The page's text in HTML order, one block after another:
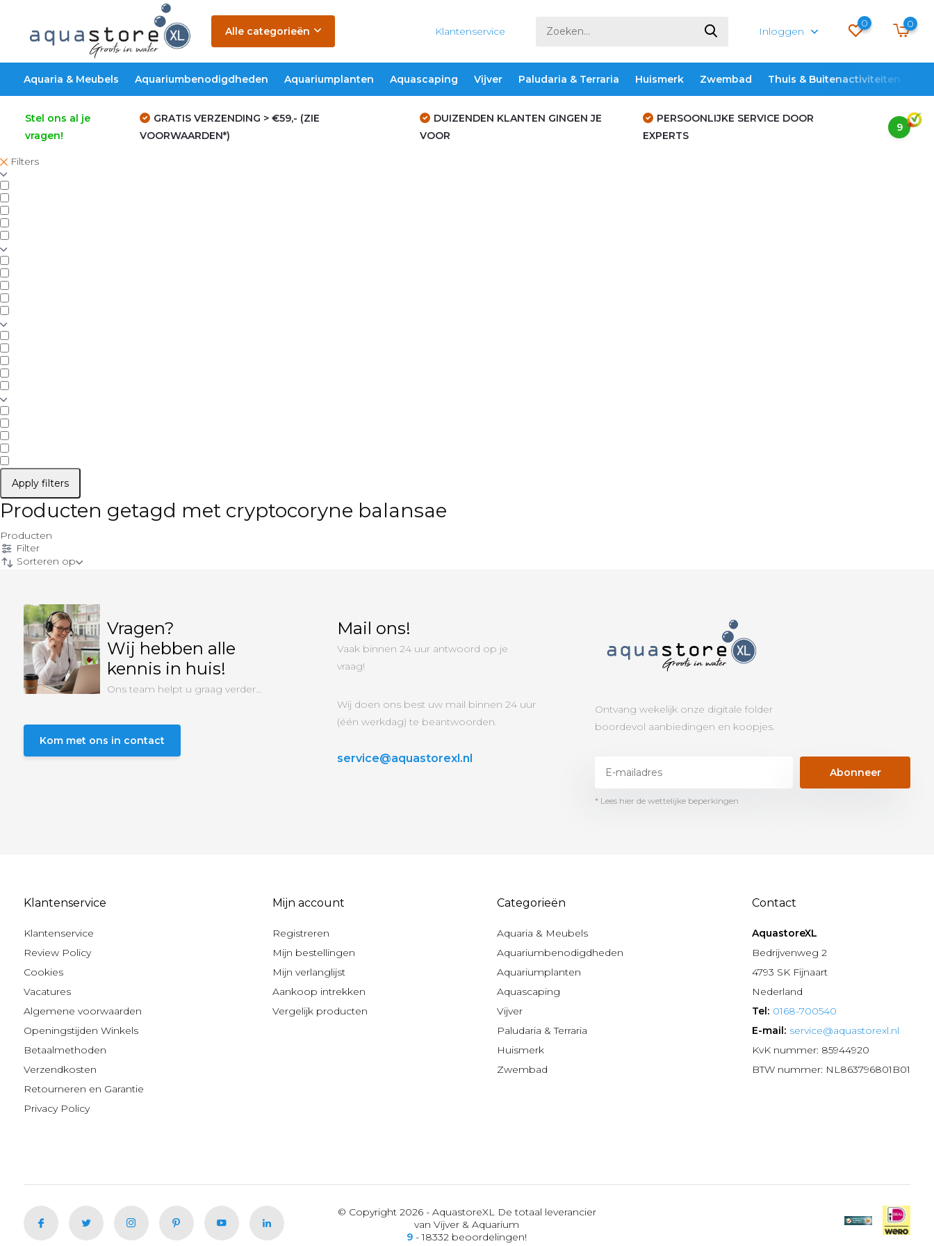
Alle categorieën Klantenservice Inloggen
0 0
Aquaria & Meubels Aquariumbenodigdheden Aquariumplanten Aquascaping Vijver Paludaria & Terraria Huismerk Zwembad Thuis & Buitenactiviteiten
Stel ons al je
vragen!
GRATIS VERZENDING > €59,- (ZIE
VOORWAARDEN*)
DUIZENDEN KLANTEN GINGEN JE
VOOR
PERSOONLIJKE SERVICE DOOR
EXPERTS
9
Filters
Apply filters
Producten getagd met cryptocoryne balansae
Producten
Filter
Sorteren op
Vragen?
Wij hebben alle
kennis in huis!
Ons team helpt u graag verder...
Kom met ons in contact
Mail ons!
Vaak binnen 24 uur antwoord op je
vraag!
Wij doen ons best uw mail binnen 24 uur
(één werkdag) te beantwoorden.
service@aquastorexl.nl
Ontvang wekelijk onze digitale folder
boordevol aanbiedingen en koopjes.
Abonneer
* Lees hier de wettelijke beperkingen
Klantenservice
Klantenservice
Review Policy
Cookies
Vacatures
Algemene voorwaarden
Openingstijden Winkels
Betaalmethoden
Verzendkosten
Retourneren en Garantie
Privacy Policy
Mijn account
Registreren
Mijn bestellingen
Mijn verlanglijst
Aankoop intrekken
Vergelijk producten
Categorieën
Aquaria & Meubels
Aquariumbenodigdheden
Aquariumplanten
Aquascaping
Vijver
Paludaria & Terraria
Huismerk
Zwembad
Contact
AquastoreXL
Bedrijvenweg 2
4793 SK Fijnaart
Nederland
Tel: 0168-700540
E-mail: service@aquastorexl.nl
KvK nummer: 85944920
BTW nummer: NL863796801B01
© Copyright 2026 - AquastoreXL De totaal leverancier
van Vijver & Aquarium
9 - 18332 beoordelingen!